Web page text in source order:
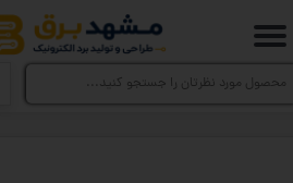
حساب کاربری من
تغییر گذر واژه